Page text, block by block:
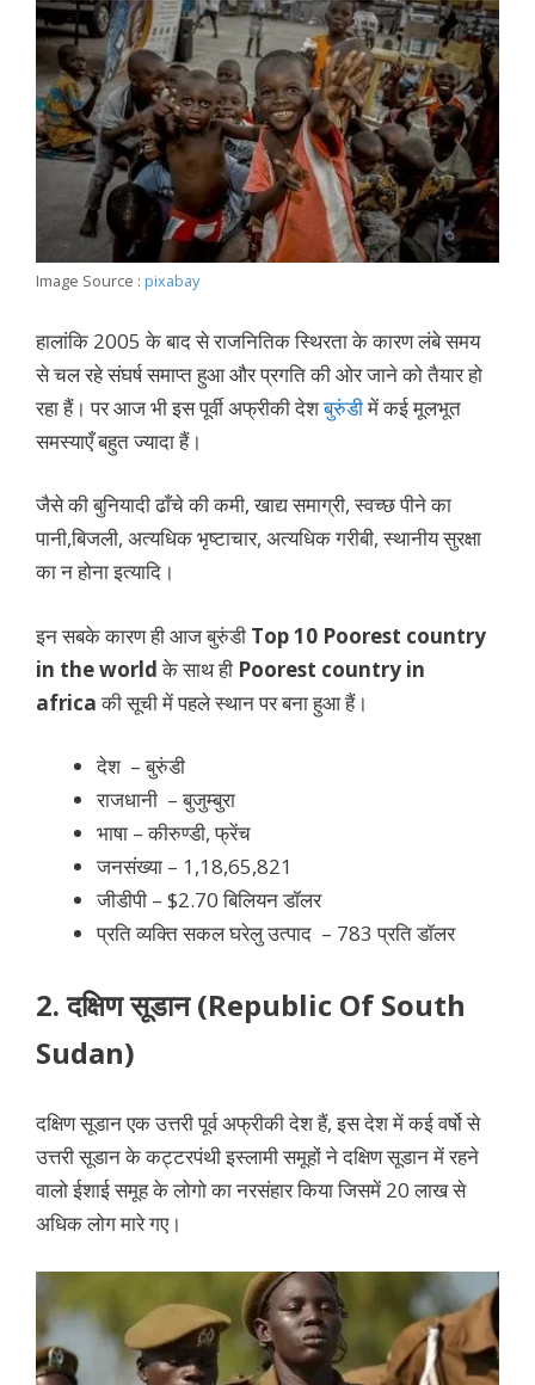
Image Source : pixabay
हालांकि 2005 के बाद से राजनितिक स्थिरता के कारण लंबे समय
से चल रहे संघर्ष समाप्त हुआ और प्रगति की ओर जाने को तैयार हो
रहा हैं। पर आज भी इस पूर्वी अफ्रीकी देशबुरुंडीमें कई मूलभूत
समस्याएँ बहुत ज्यादा हैं।
जैसे की बुनियादी ढाँचे की कमी, खाद्य समाग्री, स्वच्छ पीने का
पानी,बिजली, अत्यधिक भृष्टाचार, अत्यधिक गरीबी, स्थानीय सुरक्षा
का न होना इत्यादि।
इन सबके कारण ही आज बुरुंडी Top 10 Poorest country
in the worldके साथ ही Poorest country in
africaकी सूची में पहले स्थान पर बना हुआ हैं।
देश – बुरुंडी
राजधानी – बुजुम्बुरा
भाषा – कीरुण्डी, फ्रेंच
जनसंख्या – 1,18,65,821
जीडीपी – $2.70 बिलियन डॉलर
प्रति व्यक्ति सकल घरेलु उत्पाद – 783 प्रति डॉलर
2.दक्षिण सूडान (Republic Of South
Sudan)
दक्षिण सूडान एक उत्तरी पूर्व अफ्रीकी देश हैं, इस देश में कई वर्षो से
उत्तरी सूडान के कट्टरपंथी इस्लामी समूहों ने दक्षिण सूडान में रहने
वालो ईशाई समूह के लोगो का नरसंहार कियाजिसमें 20 लाख से
अधिक लोग मारे गए।